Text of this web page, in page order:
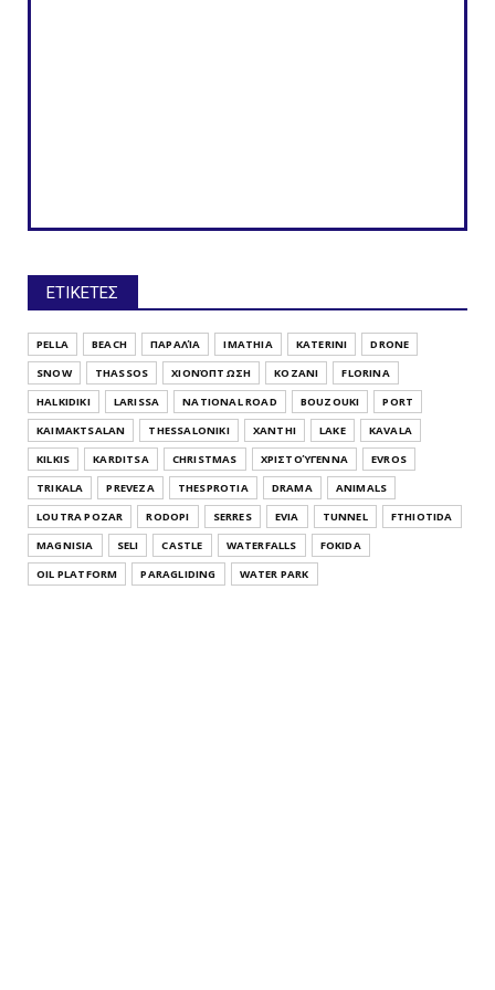
ΕΤΙΚΕΤΕΣ
PELLA BEACH ΠΑΡΑΛΊΑ IMATHIA KATERINI
DRONE
SNOW
THASSOS ΧΙΟΝΌΠΤΩΣΗ KOZANI
FLORINA
HALKIDIKI
LARISSA NATIONAL ROAD BOUZOUKI
PORT
KAIMAKTSALAN
THESSALONIKI XANTHI LAKE
KAVALA
KILKIS
KARDITSA CHRISTMAS ΧΡΙΣΤΟΎΓΕΝΝΑ
EVROS
TRIKALA
PREVEZA THESPROTIA DRAMA
ANIMALS
LOUTRA POZAR
RODOPI SERRES EVIA TUNNEL
FTHIOTIDA
MAGNISIA
SELI CASTLE WATERFALLS
FOKIDA
OIL PLATFORM
PARAGLIDING WATER PARK